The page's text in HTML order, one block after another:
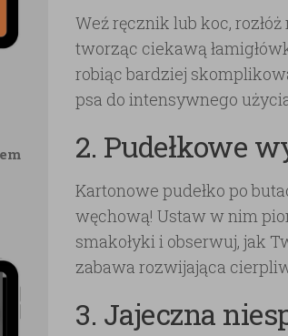
Weź ręcznik lub koc,
tworząc ciekawą
robiąc bardziej
psa do intensywnego
2. Pudełkowe
Kartonowe pudełko po
węchową! Ustaw w nim
smakołyki i obserwuj, jak
zabawa rozwijająca
3. Jajeczna